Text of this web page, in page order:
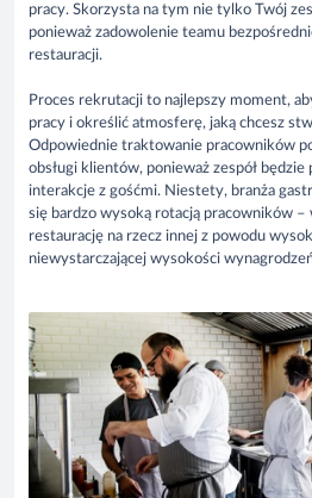
pracy. Skorzysta na tym nie tylko Twój
ponieważ zadowolenie teamu
restauracji.
Proces rekrutacji to najlepszy moment,
pracy i określić atmosferę, jaką chcesz
Odpowiednie traktowanie pracowników
obsługi klientów, ponieważ zespół
interakcje z gośćmi. Niestety, branża
się bardzo wysoką rotacją pracowników –
restaurację na rzecz innej z powodu
niewystarczającej wysokości